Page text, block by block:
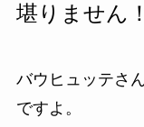
堪りません
バウヒュッテさ
ですよ。